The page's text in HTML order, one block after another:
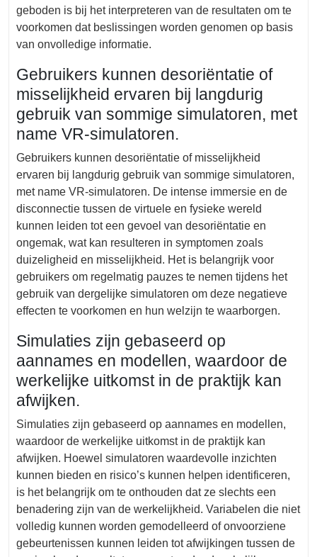
geboden is bij het interpreteren van de resultaten om te
voorkomen dat beslissingen worden genomen op basis
van onvolledige informatie.
Gebruikers kunnen desoriëntatie of
misselijkheid ervaren bij langdurig
gebruik van sommige simulatoren, met
name VR-simulatoren.
Gebruikers kunnen desoriëntatie of misselijkheid
ervaren bij langdurig gebruik van sommige simulatoren,
met name VR-simulatoren. De intense immersie en de
disconnectie tussen de virtuele en fysieke wereld
kunnen leiden tot een gevoel van desoriëntatie en
ongemak, wat kan resulteren in symptomen zoals
duizeligheid en misselijkheid. Het is belangrijk voor
gebruikers om regelmatig pauzes te nemen tijdens het
gebruik van dergelijke simulatoren om deze negatieve
effecten te voorkomen en hun welzijn te waarborgen.
Simulaties zijn gebaseerd op
aannames en modellen, waardoor de
werkelijke uitkomst in de praktijk kan
afwijken.
Simulaties zijn gebaseerd op aannames en modellen,
waardoor de werkelijke uitkomst in de praktijk kan
afwijken. Hoewel simulatoren waardevolle inzichten
kunnen bieden en risico’s kunnen helpen identificeren,
is het belangrijk om te onthouden dat ze slechts een
benadering zijn van de werkelijkheid. Variabelen die niet
volledig kunnen worden gemodelleerd of onvoorziene
gebeurtenissen kunnen leiden tot afwijkingen tussen de